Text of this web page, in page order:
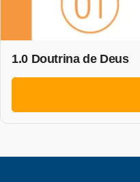
1.0 Doutrina de Deus